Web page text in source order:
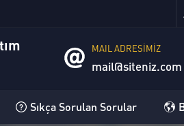
MAIL ADRESİMİZ
mail@siteniz.com
Sıkça Sorulan Sorular